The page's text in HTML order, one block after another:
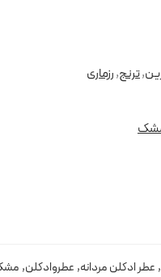
,ترنج,رزماری
, عطر ادکلن مردانه, عطروادکلن,